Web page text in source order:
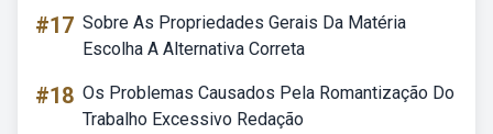
#17 Sobre As Propriedades Gerais Da Matéria
Escolha A Alternativa Correta
#18 Os Problemas Causados Pela Romantização Do
Trabalho Excessivo Redação